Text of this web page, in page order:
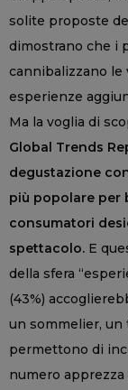
solite proposte
dimostrano che i
cannibalizzano
esperienze
Ma la voglia di
Global Trends
degustazione
più popolare per
consumatori
spettacolo. E
della sfera
(43%)
un sommelier,
permettono di
numero